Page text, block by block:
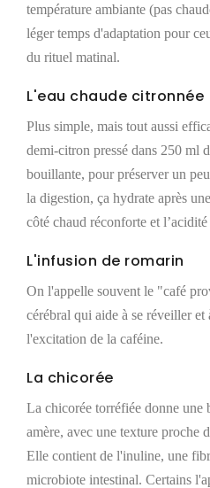
température ambiante (pas
léger temps d'adaptation pour
du rituel matinal.
L'eau chaude citronnée
Plus simple, mais tout aussi
demi-citron pressé dans 250 ml
bouillante, pour préserver un
la digestion, ça hydrate après
côté chaud réconforte et
L'infusion de romarin
On l'appelle souvent le "café
cérébral qui aide à se réveiller et
l'excitation de la caféine.
La chicorée
La chicorée torréfiée donne une
amère, avec une texture proche
Elle contient de l'inuline, une
microbiote intestinal. Certains